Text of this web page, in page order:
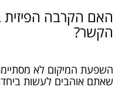
האם הקרבה
הקשר?
השפעת המיקום לא
שאתם אוהבים לעשות